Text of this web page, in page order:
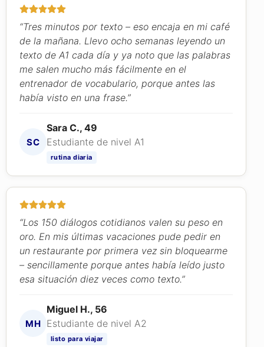
“Tres minutos por texto – eso encaja en mi café
de la mañana. Llevo ocho semanas leyendo un
texto de A1 cada día y ya noto que las palabras
me salen mucho más fácilmente en el
entrenador de vocabulario, porque antes las
había visto en una frase.”
SC
Sara C., 49
Estudiante de nivel A1
rutina diaria
“Los 150 diálogos cotidianos valen su peso en
oro. En mis últimas vacaciones pude pedir en
un restaurante por primera vez sin bloquearme
– sencillamente porque antes había leído justo
esa situación diez veces como texto.”
MH
Miguel H., 56
Estudiante de nivel A2
listo para viajar